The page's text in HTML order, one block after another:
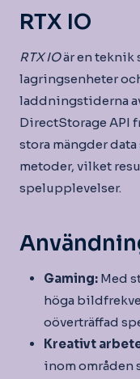
RTX IO
RTX IOär en teknik
lagringsenheter
laddningstiderna
DirectStorage API
stora mängder
metoder, vilket
spelupplevelser.
Gaming: Med
höga
oöverträffad
Kreativt
inom områden